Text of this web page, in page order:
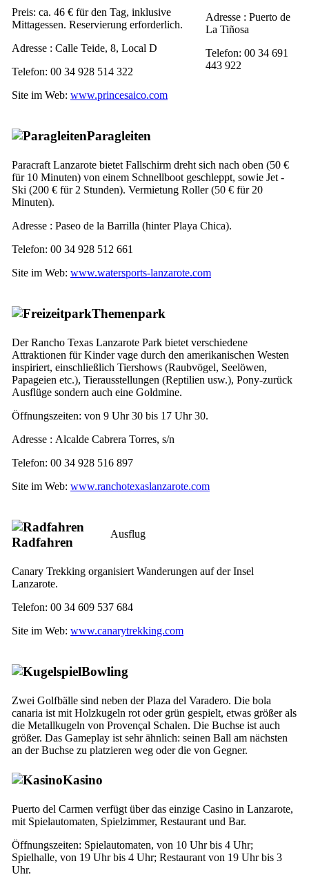
Preis: ca. 46 € für den Tag, inklusive
Mittagessen. Reservierung erforderlich.
Adresse : Calle Teide, 8, Local D
Telefon: 00 34 928 514 322
Site im Web: www.princesaico.com
Adresse : Puerto de
La Tiñosa
Telefon: 00 34 691
443 922
Paragleiten
Paracraft Lanzarote bietet Fallschirm dreht sich nach oben (50 €
für 10 Minuten) von einem Schnellboot geschleppt, sowie Jet -
Ski (200 € für 2 Stunden). Vermietung Roller (50 € für 20
Minuten).
Adresse : Paseo de la Barrilla (hinterPlaya Chica).
Telefon: 00 34 928 512 661
Site im Web: www.watersports-lanzarote.com
Themenpark
DerRancho Texas Lanzarote Park bietet verschiedene
Attraktionen für Kinder vage durch den amerikanischen Westen
inspiriert, einschließlich Tiershows (Raubvögel, Seelöwen,
Papageien etc.), Tierausstellungen (Reptilien usw.), Pony-zurück
Ausflüge sondern auch eine Goldmine.
Öffnungszeiten: von 9 Uhr 30 bis 17 Uhr 30.
Adresse : Alcalde Cabrera Torres, s/n
Telefon: 00 34 928 516 897
Site im Web: www.ranchotexaslanzarote.com
Radfahren
Ausflug
Canary Trekking organisiert Wanderungen auf der Insel
Lanzarote.
Telefon: 00 34 609 537 684
Site im Web: www.canarytrekking.com
Bowling
Zwei Golfbälle sind neben derPlaza del Varadero. Die bola
canaria ist mit Holzkugeln rot oder grün gespielt, etwas größer als
die Metallkugeln von Provençal Schalen. Die Buchse ist auch
größer. Das Gameplay ist sehr ähnlich: seinen Ball am nächsten
an der Buchse zu platzieren weg oder die von Gegner.
Kasino
Puerto del Carmen verfügt über das einzige Casino in Lanzarote,
mit Spielautomaten, Spielzimmer, Restaurant und Bar.
Öffnungszeiten: Spielautomaten, von 10 Uhr bis 4 Uhr;
Spielhalle, von 19 Uhr bis 4 Uhr; Restaurant von 19 Uhr bis 3
Uhr.